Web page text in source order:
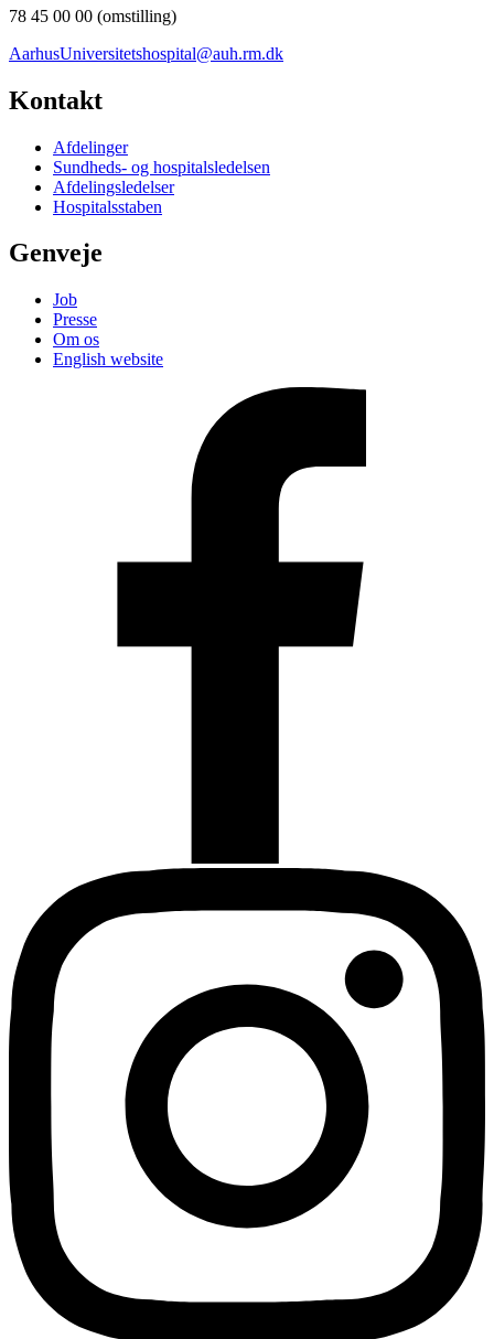
78 45 00 00 (omstilling)
AarhusUniversitetshospital@auh.rm.dk
Kontakt
Afdelinger
Sundheds- og hospitalsledelsen
Afdelingsledelser
Hospitalsstaben
Genveje
Job
Presse
Om os
English website